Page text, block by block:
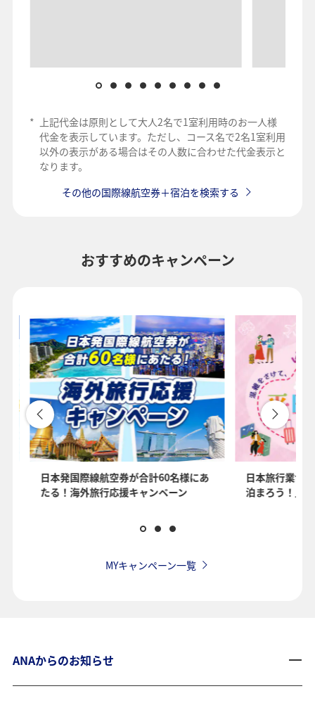
*
上記代金は原則として大人2名で1室利用時のお一人様
代金を表示しています。ただし、コース名で2名1室利用
以外の表示がある場合はその人数に合わせた代金表示と
なります。
その他の国際線航空券＋宿泊を検索する
おすすめのキャンペーン
日本発国際線航空券が合計60名様にあ
たる！海外旅行応援キャンペーン
日本旅行業協
泊まろう！」
MYキャンペーン一覧
ANAからのお知らせ